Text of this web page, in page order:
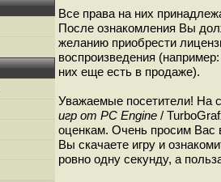
Все права на них
После ознакомления Вы
желанию приобрести
воспроизведения
них еще есть в продаже).
Уважаемые посетители! На
игр от PC Engine /
оценкам. Очень просим Вас
Вы скачаете игру и
ровно одну секунду, а